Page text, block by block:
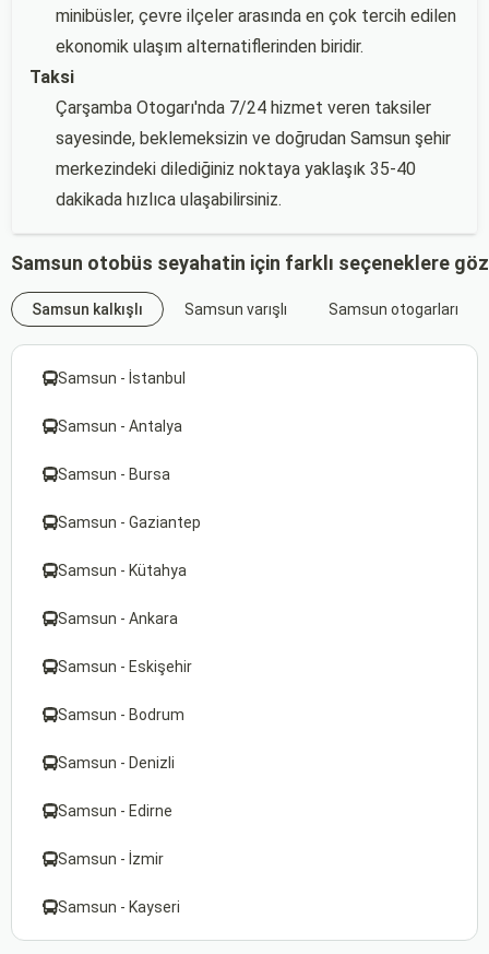
minibüsler, çevre ilçeler arasında en çok tercih edilen
ekonomik ulaşım alternatiflerinden biridir.
Taksi
Çarşamba Otogarı'nda 7/24 hizmet veren taksiler
sayesinde, beklemeksizin ve doğrudan Samsun şehir
merkezindeki dilediğiniz noktaya yaklaşık 35-40
dakikada hızlıca ulaşabilirsiniz.
Samsun otobüs seyahatin için farklı seçeneklere
Samsun kalkışlı Samsun varışlı Samsun otogarları
Samsun - İstanbul
Samsun - Antalya
Samsun - Bursa
Samsun - Gaziantep
Samsun - Kütahya
Samsun - Ankara
Samsun - Eskişehir
Samsun - Bodrum
Samsun - Denizli
Samsun - Edirne
Samsun - İzmir
Samsun - Kayseri